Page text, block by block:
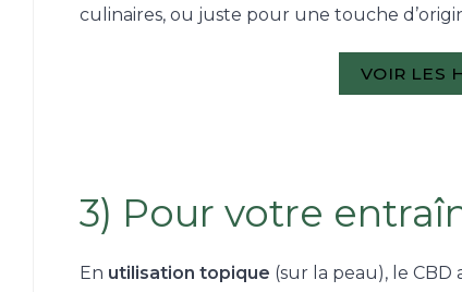
culinaires, ou juste pour une touche
VOIR LES
3) Pour votre
En utilisation topique (sur la peau), le